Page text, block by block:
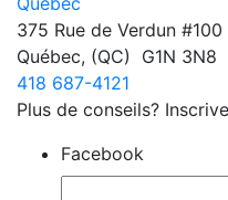
375 Rue de Verdun #100
Québec, (QC)
G1N 3N8
418 687-4121
Plus de conseils?
Facebook